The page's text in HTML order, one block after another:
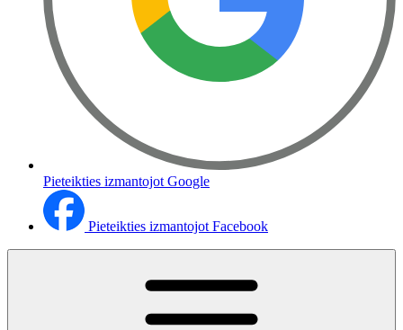
Pieteikties izmantojot Google
Pieteikties izmantojot Facebook